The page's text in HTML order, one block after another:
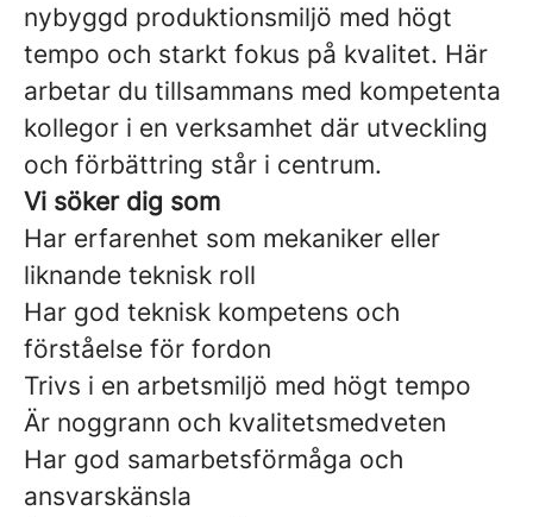
nybyggd produktionsmiljö med högt
tempo och starkt fokus på kvalitet. Här
arbetar du tillsammans med kompetenta
kollegor i en verksamhet där utveckling
och förbättring står i centrum.
Vi söker dig som
Har erfarenhet som mekaniker eller
liknande teknisk roll
Har god teknisk kompetens och
förståelse för fordon
Trivs i en arbetsmiljö med högt tempo
Är noggrann och kvalitetsmedveten
Har god samarbetsförmåga och
ansvarskänsla